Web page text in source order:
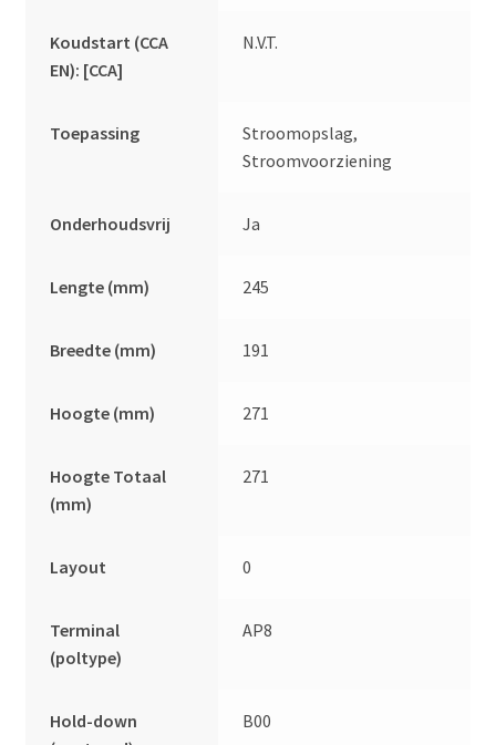
Koudstart (CCA
EN): [CCA]
N.V.T.
Toepassing
Stroomopslag,
Stroomvoorziening
Onderhoudsvrij Ja
Lengte (mm) 245
Breedte (mm) 191
Hoogte (mm) 271
Hoogte Totaal
(mm)
271
Layout 0
Terminal
(poltype)
AP8
Hold-down
B00